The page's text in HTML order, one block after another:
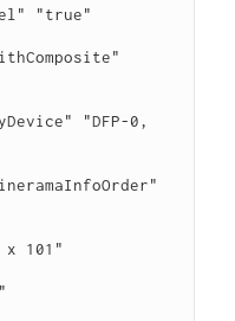
"true"
"DFP-0,
101"